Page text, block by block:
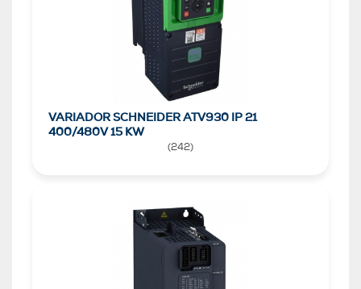
VARIADOR SCHNEIDER ATV930 IP 21
400/480V 15 KW
(242)